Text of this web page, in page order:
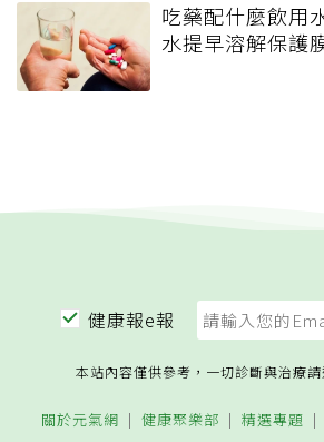
吃藥配什麼飲用
水提早溶解保護
健康報e報
本站內容僅供參考，一切診斷與治療請
關於元氣網 健康聚樂部 精選專題